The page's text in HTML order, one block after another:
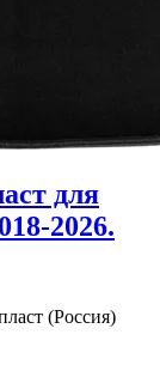
для
2026.
(Россия)